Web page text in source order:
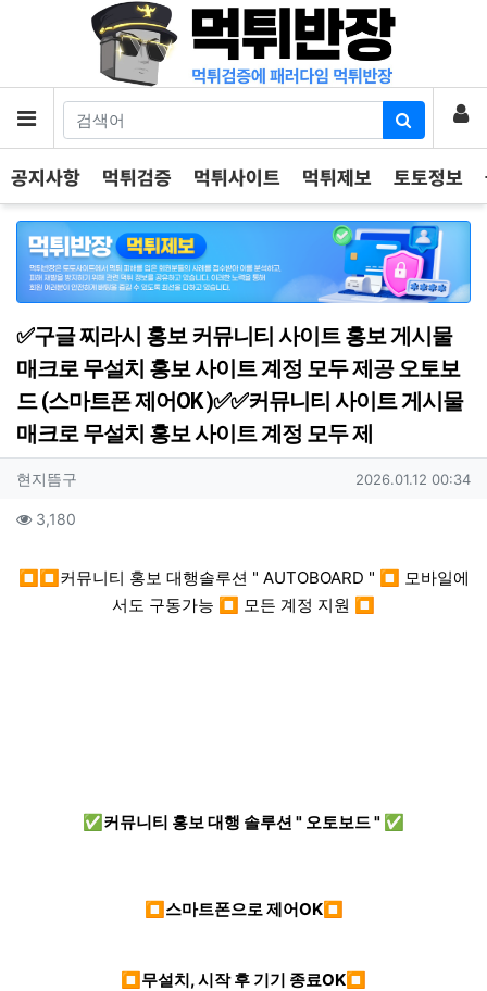
메뉴 로
공지사항 먹튀검증 먹튀사이트 먹튀제보 토토정보
✅구글 찌라시 홍보 커뮤니티 사이트 홍보 게시물
매크로 무설치 홍보 사이트 계정 모두 제공 오토보
드 (스마트폰 제어OK )✅✅커뮤니티 사이트 게시물
매크로 무설치 홍보 사이트 계정 모두 제
작성자 정보
현지뜸구 작성일
2026.01.12 00:34
컨텐츠 정보
3,180
⏹⏹커뮤니티 홍보 대행솔루션 " AUTOBOARD " ⏹ 모바일에
서도 구동가능 ⏹ 모든 계정 지원 ⏹
✅커뮤니티 홍보 대행 솔루션 " 오토보드 " ✅
⏹스마트폰으로 제어OK⏹
⏹무설치, 시작 후 기기 종료OK⏹